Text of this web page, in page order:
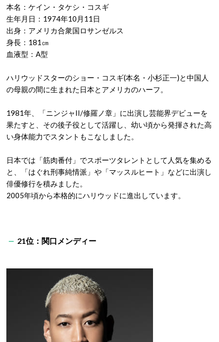
本名：ケイン・タケシ・コスギ
生年月日：1974年10月11日
出身：アメリカ合衆国ロサンゼルス
身長：181㎝
血液型：A型
ハリウッドスターのショー・コスギ(本名・小杉正一)と中国人
の母親の間に生まれた日本とアメリカのハーフ。
1981年、「ニンジャII/修羅ノ章」に出演し芸能界デビューを
果たすと、その後子役として活躍し、幼い頃から発揮された高
い身体能力でスタントもこなしました。
日本では「筋肉番付」でスポーツタレントとして人気を集める
と、「はぐれ刑事純情派」や「マッスルヒート」などに出演し
俳優修行を積みました。
2005年頃から本格的にハリウッドに進出しています。
21位：関口メンディー